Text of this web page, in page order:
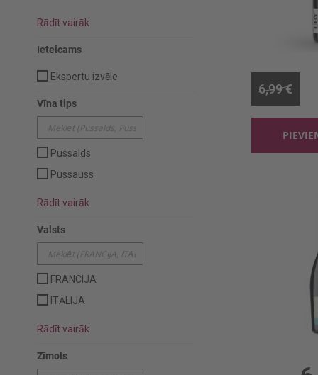
Sarkanv.
6,99 €
Rādīt vairāk
Ieteicams
Ekspertu izvēle
Vīna tips
Pussalds
Pussauss
Rādīt vairāk
Valsts
FRANCIJA
ITĀLIJA
Rādīt vairāk
Zīmols